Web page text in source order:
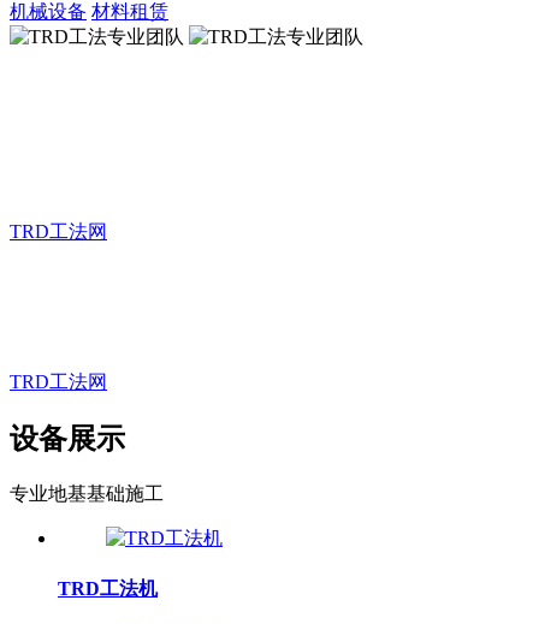
机械设备 材料租赁
TRD工法网
TRD工法网
设备展示
专业地基基础施工
TRD工法机